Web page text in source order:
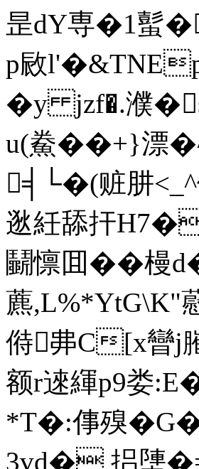
昰dY専�1蟚
p敐
�y jzf�.濮
u(鮝��+}漂
╡└�(赃肼<_^
逖紝 舔扞
鬭懔囬��槾
藨
偫丳C[x曫j
额r逨緷p9娄
*T�:倳殠�
3vd� 捛塦